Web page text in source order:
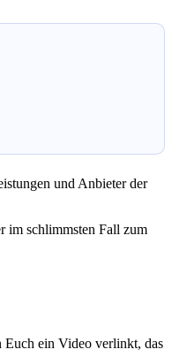
und Anbieter der
im schlimmsten Fall zum
Euch ein Video verlinkt, das